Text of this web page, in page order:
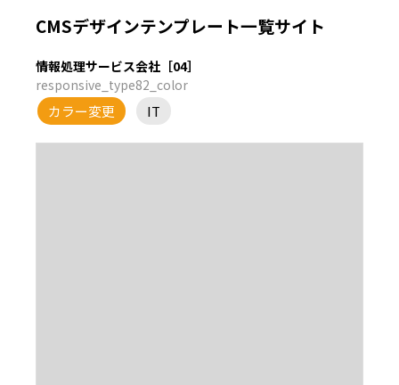
CMSデザインテンプレート一覧サイト
情報処理サービス会社［04］
responsive_type82_color
IT
カラー変更